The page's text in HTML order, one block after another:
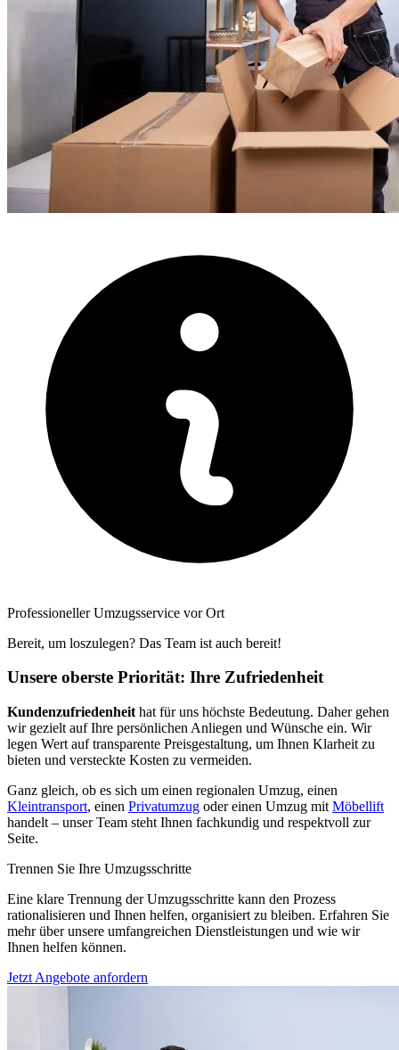
Professioneller Umzugsservice vor Ort
Bereit, um loszulegen? Das Team ist auch bereit!
Unsere oberste Priorität: Ihre Zufriedenheit
Kundenzufriedenheit hat für uns höchste Bedeutung. Daher gehen
wir gezielt auf Ihre persönlichen Anliegen und Wünsche ein. Wir
legen Wert auf transparente Preisgestaltung, um Ihnen Klarheit zu
bieten und versteckte Kosten zu vermeiden.
Ganz gleich, ob es sich um einen regionalen Umzug, einen
Kleintransport, einen Privatumzug oder einen Umzug mit Möbellift
handelt – unser Team steht Ihnen fachkundig und respektvoll zur
Seite.
Trennen Sie Ihre Umzugsschritte
Eine klare Trennung der Umzugsschritte kann den Prozess
rationalisieren und Ihnen helfen, organisiert zu bleiben. Erfahren Sie
mehr über unsere umfangreichen Dienstleistungen und wie wir
Ihnen helfen können.
Jetzt Angebote anfordern